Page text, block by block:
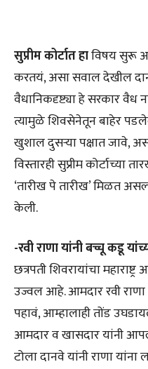
सुप्रीम कोर्टात हाविषय सुरू
करतयं, असा सवाल देखील
वैधानिकदृष्ट्या हे सरकार वैध
त्यामुळे शिवसेनेतून बाहेर
खुशाल दुसऱ्या पक्षात जावे,
विस्तारही सुप्रीम कोर्टाच्या
‘तारीख पे तारीख’ मिळत
केली.
-रवी राणा यांनी बच्चू कडू
छत्रपती शिवरायांचा
उज्वल आहे. आमदार रवी राणा
पहावं, आम्हालाही तोंड
आमदार व खासदार यांनी
टोला दानवे यांनी राणा यांना